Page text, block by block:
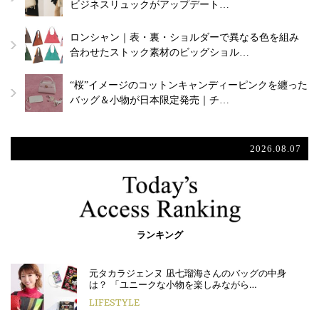
ビジネスリュックがアップデート…
ロンシャン｜表・裏・ショルダーで異なる色を組み
合わせたストック素材のビッグショル…
“桜”イメージのコットンキャンディーピンクを纏った
バッグ＆小物が日本限定発売｜チ…
2026.08.07
ランキング
元タカラジェンヌ 凪七瑠海さんのバッグの中身
は？ 「ユニークな小物を楽しみながら…
LIFESTYLE